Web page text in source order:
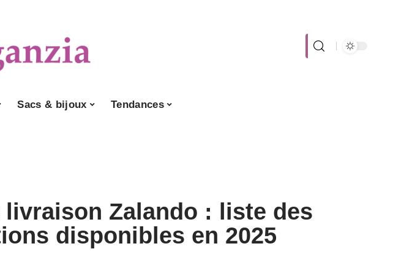
Sacs & bijoux Tendances
livraison Zalando : liste des
disponibles en 2025